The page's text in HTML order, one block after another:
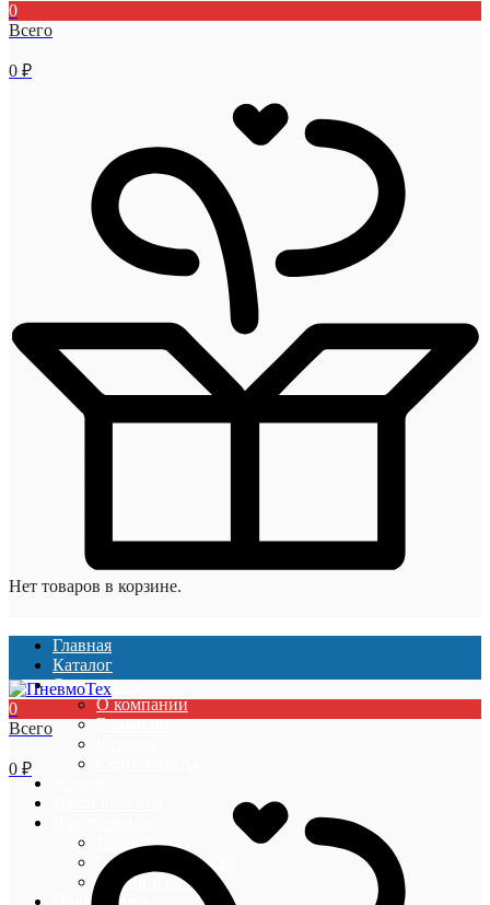
0
Всего
0 ₽
Нет товаров в корзине.
Главная
Каталог
О компании
О компании
Вакансии
Гарантии
Оплата и доставка
Акции и скидки
0
Всего
0 ₽